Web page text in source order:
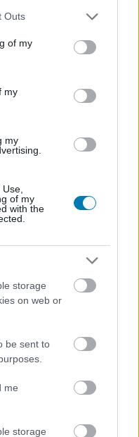
one or more Google
You may click to
its third-party tags to
in below Google
Outs
of my
my
my
of my
with the
storage
on web or
be sent to
me
storage
(X)
strandröplabda-